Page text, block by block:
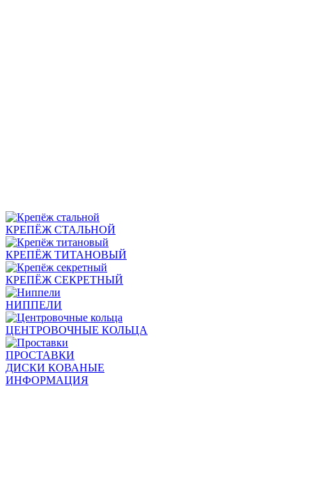
КРЕПЁЖ СТАЛЬНОЙ
КРЕПЁЖ ТИТАНОВЫЙ
КРЕПЁЖ СЕКРЕТНЫЙ
НИППЕЛИ
ЦЕНТРОВОЧНЫЕ КОЛЬЦА
ПРОСТАВКИ
ДИСКИ КОВАНЫЕ
ИНФОРМАЦИЯ